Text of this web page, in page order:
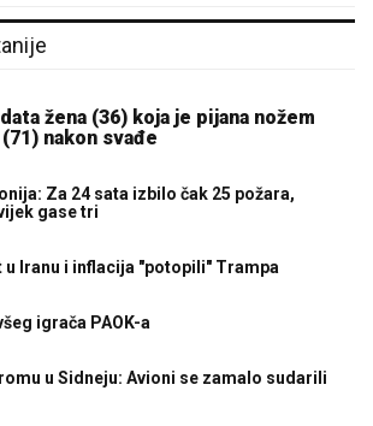
žena (36) koja je pijana nožem
nakon svađe
Za 24 sata izbilo čak 25 požara,
gase tri
u Iranu i inflacija "potopili" Trampa
igrača PAOK-a
u Sidneju: Avioni se zamalo sudarili